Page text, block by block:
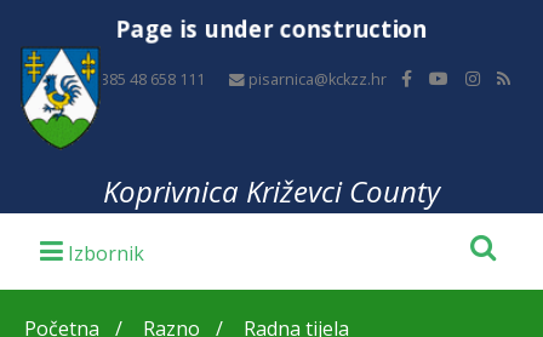
Page is under construction
+385 48 658 111 pisarnica@kckzz.hr
Koprivnica Križevci County
Početna Razno Radna tijela